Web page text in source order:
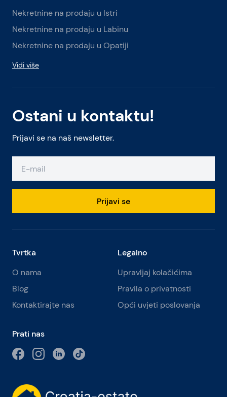
Ostani u kontaktu!
Prijavi se na naš newsletter.
Prijavi se
Nekretnine na prodaju u Istri
Nekretnine na prodaju u Labinu
Nekretnine na prodaju u Opatiji
Vidi više
Tvrtka
O nama
Blog
Kontaktirajte nas
Legalno
Upravljaj kolačićima
Pravila o privatnosti
Opći uvjeti poslovanja
Prati nas